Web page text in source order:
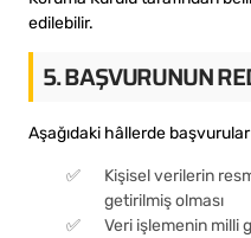
edilebilir.
5. BAŞVURUNUN
Aşağıdaki hâllerde
Kişisel verilerin
getirilmiş olması
Veri işlemenin milli